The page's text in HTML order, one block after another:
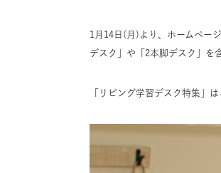
1月14日(月)より、ホームペー
デスク」や「2本脚デスク」を
「リビング学習デスク特集」